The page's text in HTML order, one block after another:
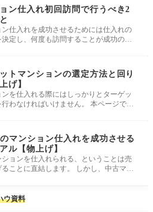
ン仕入れ初回訪問で行うべき2
ン仕入れを成功させるためには仕入れの
決定し、何度も訪問することが成功のカ
トマンションの選定方法と回り
げ】
ンを仕入れる際にはしっかりとターゲッ
行わなければいけません。 本ページでは
マンション仕入れを成功させる
ル【物上げ】
ョンを仕入れられる、ということは売
ことに直結します。 しかし、中古マン
ウ資料